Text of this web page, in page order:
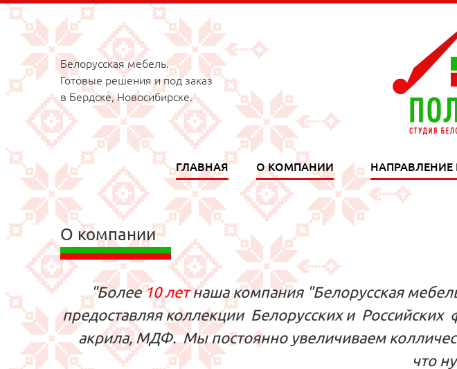
Белорусская мебель.
Готовые решения и под заказ
в Бердске, Новосибирске.
ГЛАВНАЯ О КОМПАНИИ НАПРАВЛЕНИЕ
О компании
"Более10 летнаша компания "Белорусская
предоставляя коллекции Белорусских и
акрила, МДФ. Мы постоянно увеличиваем
что